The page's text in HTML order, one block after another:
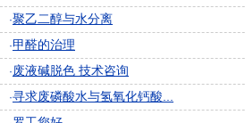
·聚乙二醇与水分离
·甲醛的治理
· 废液碱脱色 技术咨询
·寻求废磷酸水与氢氧化钙酸...